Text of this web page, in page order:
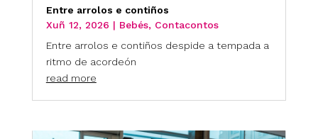
Entre arrolos e contiños
Xuñ 12, 2026 | Bebés, Contacontos
Entre arrolos e contiños despide a tempada a
ritmo de acordeón
read more